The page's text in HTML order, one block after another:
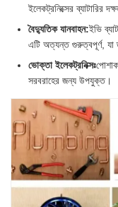
ইলেকট্রনিক্সের ব্যাটারির
বৈদ্যুতিক যানবাহন:ইভি
এটি অত্যন্ত গুরুত্বপূর্ণ, যা
ভোক্তা ইলেকট্রনিক্সঃ
সরবরাহের জন্য উপযুক্ত।